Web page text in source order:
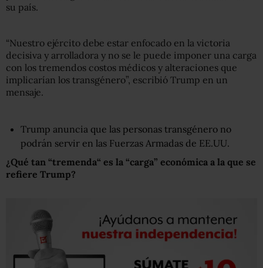
su país.
“Nuestro ejército debe estar enfocado en la victoria
decisiva y arrolladora y no se le puede imponer una carga
con los tremendos costos médicos y alteraciones que
implicarían los transgénero”, escribió Trump en un
mensaje.
Trump anuncia que las personas transgénero no
podrán servir en las Fuerzas Armadas de EE.UU.
¿Qué tan “tremenda“ es la “carga” económica a la que se
refiere Trump?